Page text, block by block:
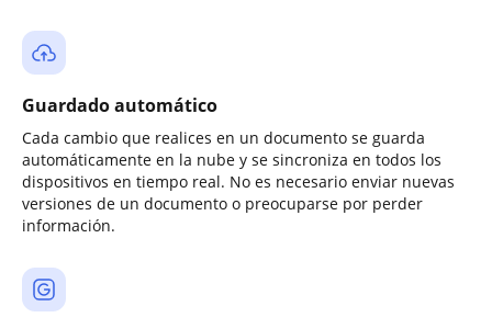
Guardado automático
Cada cambio que realices en un documento se guarda
automáticamente en la nube y se sincroniza en todos los
dispositivos en tiempo real. No es necesario enviar nuevas
versiones de un documento o preocuparse por perder
información.